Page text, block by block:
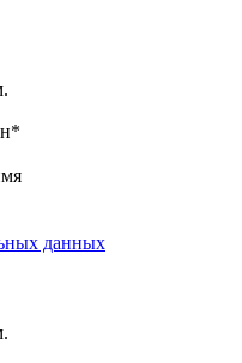
*
данных